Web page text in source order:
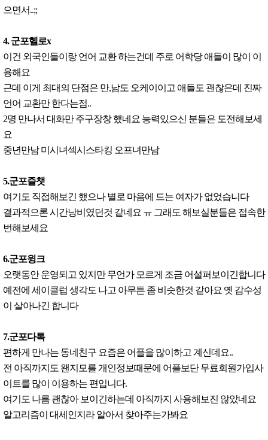
으면서..;;
4. 군포헬로x
이건 외국인들이랑 언어 교환 하는건데 주로 어학당 애들이 많이 이
용해요
근데 이게 최대의 단점은 만,남도 오케이이고 애들도 괜찮은데 진짜
언어 교환만 한다는점..
2명 만나서 대화만 주구장창 했네요 능력있으신 분들은 도전해보세
요
중년만남 미시녀섹시스타킹 오프녀만남
5.군포즐챗
여기도 직접해보긴 했으나 별로 마음에 드는 여자가 없었습니다
결과적으론 시간낭비였던것 같네요 ㅠ 그래도 해보실분들은 접속한
번해보세요
6.군포윙크
오랫동안 운영되고 있지만 무언가 모르게 조금 어설퍼보이긴합니다
예전에 세이클럽 생각도 나고 아무튼 좀 비슷한것 같아요 옛 감수성
이 살아나긴 합니다
7.군포다톡
편하게 만나는 동네친구 요즘은 어플을 많이하고 계신데요..
전 아직까지도 왠지모를 개인정보때문에 어플보단 무료회원가입사
이트를 많이 이용하는 편입니다.
여기도 나름 괜찮아 보이긴하는데 아직까지 사용해보진 않았네요
알고리즘이 대세인지라 알아서 찾아주는가봐요